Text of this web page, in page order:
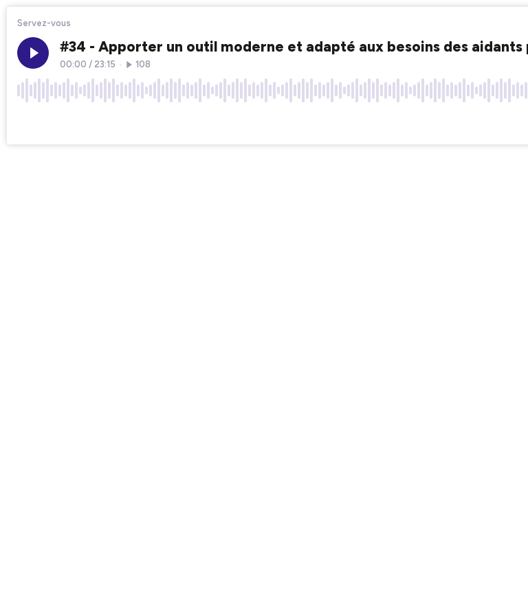
Servez-vous
#34 - Apporter un outil moderne et adapté aux besoins des
00:00 / 23:15 108